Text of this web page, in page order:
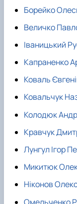
Борейко
Величко
Іваницький
Капраненко
Коваль
Ковальчук
Колодюк
Кравчук
Лунгул Ігор
Микитюк
Ніконов
Омельченко